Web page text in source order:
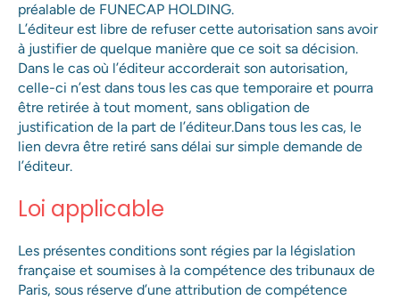
préalable de FUNECAP HOLDING.
L’éditeur est libre de refuser cette autorisation sans avoir
à justifier de quelque manière que ce soit sa décision.
Dans le cas où l’éditeur accorderait son autorisation,
celle-ci n’est dans tous les cas que temporaire et pourra
être retirée à tout moment, sans obligation de
justification de la part de l’éditeur.Dans tous les cas, le
lien devra être retiré sans délai sur simple demande de
l’éditeur.
Loi applicable
Les présentes conditions sont régies par la législation
française et soumises à la compétence des tribunaux de
Paris, sous réserve d’une attribution de compétence